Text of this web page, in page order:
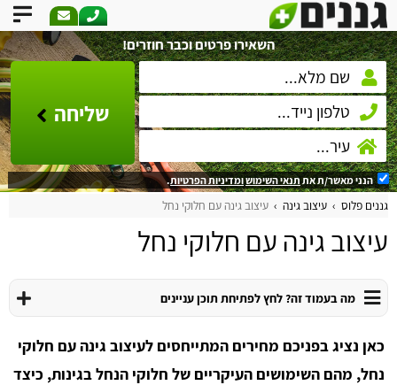
השאירו פרטים וכבר חוזרים!
שליחה
הנני מאשר/ת אתתנאי השימושומדיניות הפרטיות.
גננים פלוס עיצוב גינה עיצוב גינה עם חלוקי נחל
עיצוב גינה עם חלוקי נחל
מה בעמוד זה? לחץ לפתיחת תוכן עניינים
כאן נציג בפניכם מחירים המתייחסים לעיצוב גינה עם חלוקי
נחל, מהם השימושים העיקריים של חלוקי הנחל בגינות, כיצד